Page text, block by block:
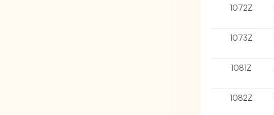
1072Z
1073Z
1081Z
1082Z